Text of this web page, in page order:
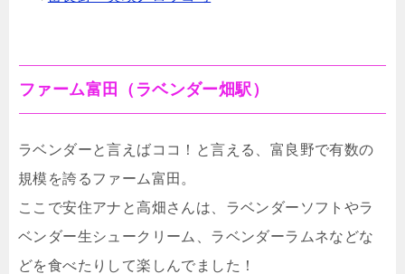
ファーム富田（ラベンダー畑駅）
ラベンダーと言えばココ！と言える、富良野で有数の
規模を誇るファーム富田。
ここで安住アナと高畑さんは、ラベンダーソフトやラ
ベンダー生シュークリーム、ラベンダーラムネなどな
どを食べたりして楽しんでました！